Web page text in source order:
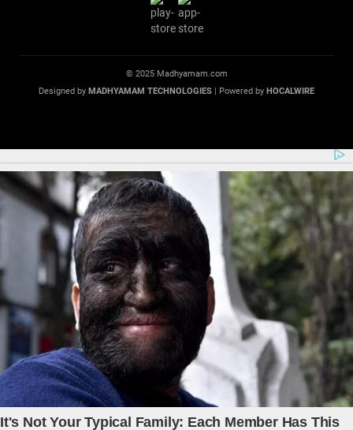
© 2025 Madhyamam.com
Designed by MADHYAMAM TECHNOLOGIES | Powered by HOCALWIRE